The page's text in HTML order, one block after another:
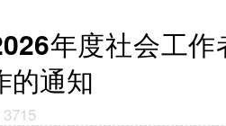
年度社会工
的通知
3715